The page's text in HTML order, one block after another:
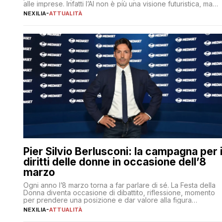
alle imprese. Infatti l’AI non è più una visione futuristica, ma
una realtà operativa che sta portando a un cambio
diverse operazioni, bensì comporta […]
NEXILIA-ATTUALITÀ
Pier Silvio Berlusconi: la campagna per i
diritti delle donne in occasione dell’8
marzo
Ogni anno l’8 marzo torna a far parlare di sé. La Festa della
Donna diventa occasione di dibattito, riflessione, momento
per prendere una posizione e dar valore alla figura
femminile nella sua complessità e crucialità. A lanciare un
NEXILIA-ATTUALITÀ